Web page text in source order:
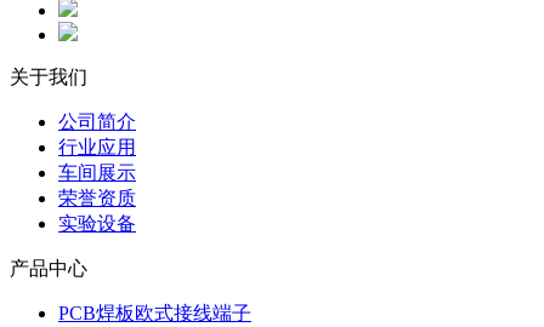
关于我们
公司简介
行业应用
车间展示
荣誉资质
实验设备
产品中心
PCB焊板欧式接线端子